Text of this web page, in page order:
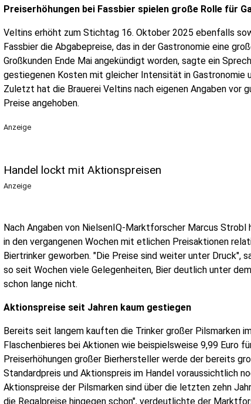
Preiserhöhungen bei Fassbier spielen große Rolle für
Veltins erhöht zum Stichtag 16. Oktober 2025 ebenfalls
Fassbier die Abgabepreise, das in der Gastronomie eine
Großkunden Ende Mai angekündigt worden, sagte ein
gestiegenen Kosten mit gleicher Intensität in Gastronomie
Zuletzt hat die Brauerei Veltins nach eigenen Angaben vor
Preise angehoben.
Anzeige
Handel lockt mit Aktionspreisen
Anzeige
Nach Angaben von NielsenIQ-Marktforscher Marcus Strobl
in den vergangenen Wochen mit etlichen Preisaktionen
Biertrinker geworben. "Die Preise sind weiter unter Druck",
so seit Wochen viele Gelegenheiten, Bier deutlich unter
schon lange nicht.
Aktionspreise seit Jahren kaum gestiegen
Bereits seit langem kauften die Trinker großer Pilsmarken
Flaschenbieres bei Aktionen wie beispielsweise 9,99 Euro
Preiserhöhungen großer Bierhersteller werde der bereits
Standardpreis und Aktionspreis im Handel voraussichtlich
Aktionspreise der Pilsmarken sind über die letzten zehn
die Regalpreise hingegen schon", verdeutlichte der